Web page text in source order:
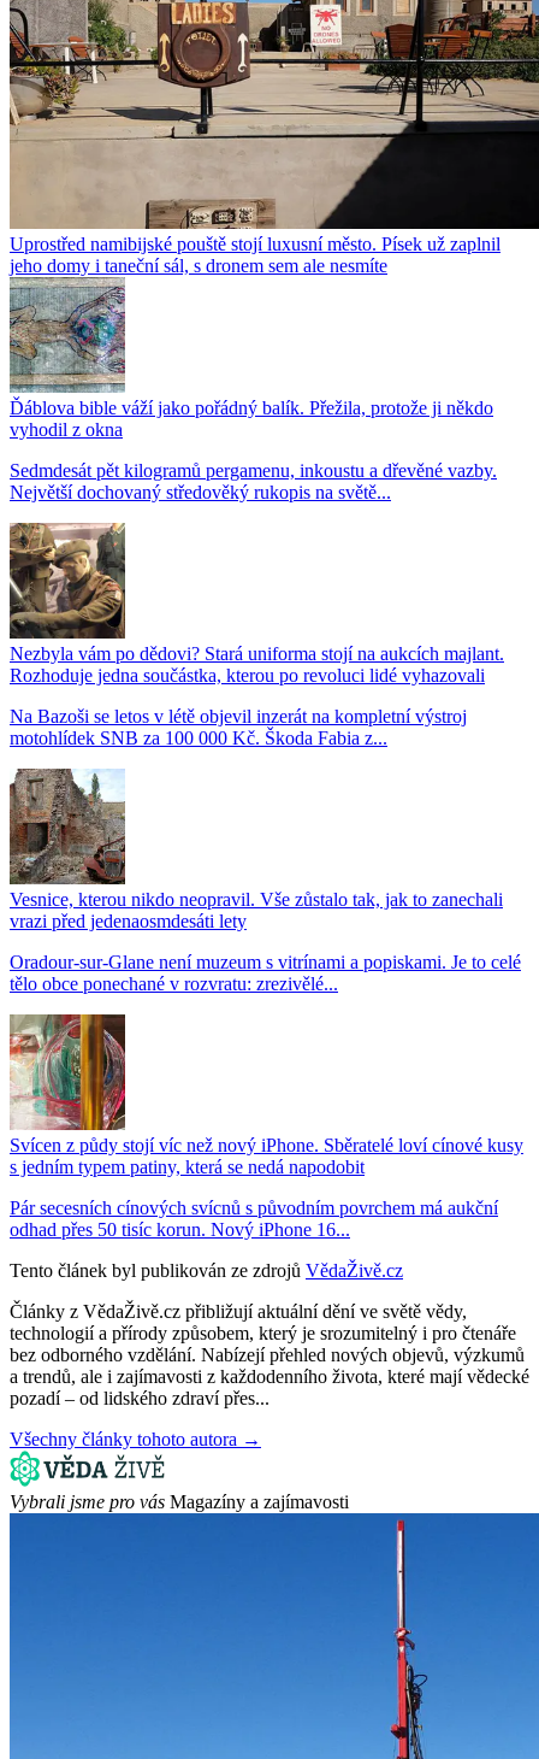
Uprostřed namibijské pouště stojí luxusní město. Písek už zaplnil
jeho domy i taneční sál, s dronem sem ale nesmíte
Ďáblova bible váží jako pořádný balík. Přežila, protože ji někdo
vyhodil z okna
Sedmdesát pět kilogramů pergamenu, inkoustu a dřevěné vazby.
Největší dochovaný středověký rukopis na světě...
Nezbyla vám po dědovi? Stará uniforma stojí na aukcích majlant.
Rozhoduje jedna součástka, kterou po revoluci lidé vyhazovali
Na Bazoši se letos v létě objevil inzerát na kompletní výstroj
motohlídek SNB za 100 000 Kč. Škoda Fabia z...
Vesnice, kterou nikdo neopravil. Vše zůstalo tak, jak to zanechali
vrazi před jedenaosmdesáti lety
Oradour-sur-Glane není muzeum s vitrínami a popiskami. Je to celé
tělo obce ponechané v rozvratu: zrezivělé...
Svícen z půdy stojí víc než nový iPhone. Sběratelé loví cínové kusy
s jedním typem patiny, která se nedá napodobit
Pár secesních cínových svícnů s původním povrchem má aukční
odhad přes 50 tisíc korun. Nový iPhone 16...
Tento článek byl publikován ze zdrojů VědaŽivě.cz
Články z VědaŽivě.cz přibližují aktuální dění ve světě vědy,
technologií a přírody způsobem, který je srozumitelný i pro čtenáře
bez odborného vzdělání. Nabízejí přehled nových objevů, výzkumů
a trendů, ale i zajímavosti z každodenního života, které mají vědecké
pozadí – od lidského zdraví přes...
Všechny články tohoto autora →
Vybrali jsme pro vás Magazíny a zajímavosti